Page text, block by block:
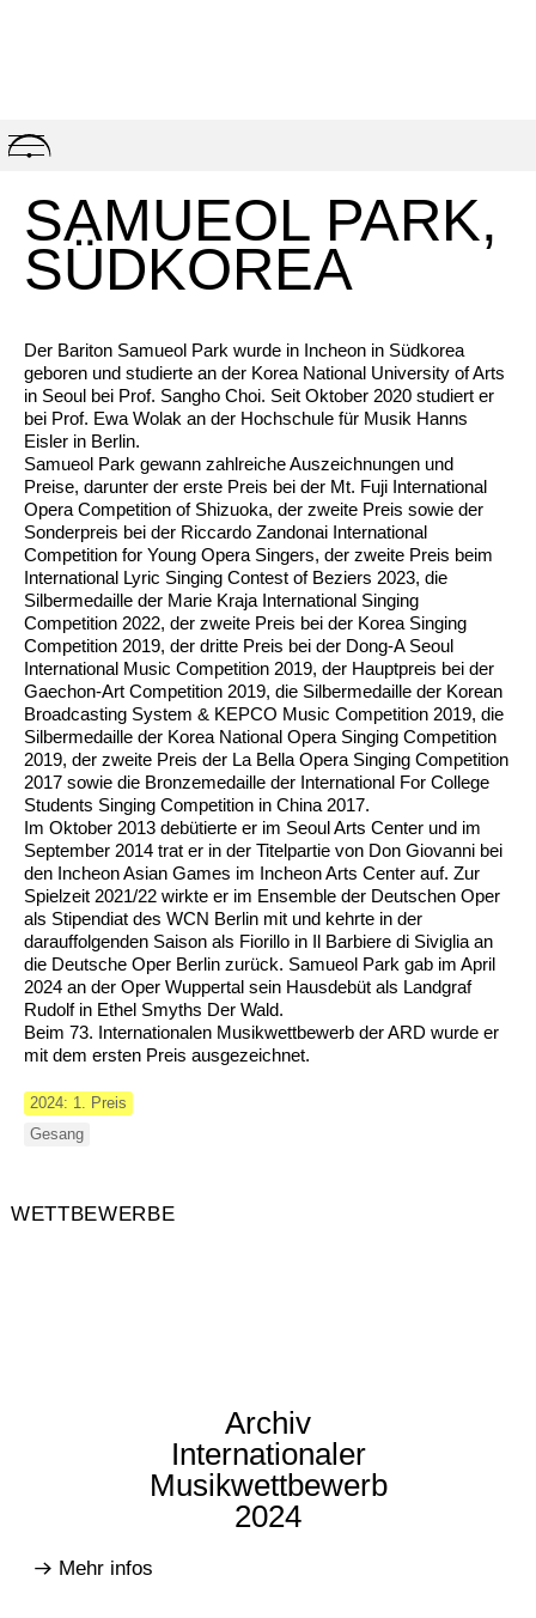
Skip
to
SAMUEOL PARK,
SÜDKOREA
Der Bariton Samueol Park wurde in Incheon in Südkorea
geboren und studierte an der Korea National University of Arts
in Seoul bei Prof. Sangho Choi. Seit Oktober 2020 studiert er
bei Prof. Ewa Wolak an der Hochschule für Musik Hanns
Eisler in Berlin.
Samueol Park gewann zahlreiche Auszeichnungen und
Preise, darunter der erste Preis bei der Mt. Fuji International
Opera Competition of Shizuoka, der zweite Preis sowie der
Sonderpreis bei der Riccardo Zandonai International
Competition for Young Opera Singers, der zweite Preis beim
International Lyric Singing Contest of Beziers 2023, die
Silbermedaille der Marie Kraja International Singing
Competition 2022, der zweite Preis bei der Korea Singing
Competition 2019, der dritte Preis bei der Dong-A Seoul
International Music Competition 2019, der Hauptpreis bei der
Gaechon-Art Competition 2019, die Silbermedaille der Korean
Broadcasting System & KEPCO Music Competition 2019, die
Silbermedaille der Korea National Opera Singing Competition
2019, der zweite Preis der La Bella Opera Singing Competition
2017 sowie die Bronzemedaille der International For College
Students Singing Competition in China 2017.
Im Oktober 2013 debütierte er im Seoul Arts Center und im
September 2014 trat er in der Titelpartie von Don Giovanni bei
den Incheon Asian Games im Incheon Arts Center auf. Zur
Spielzeit 2021/22 wirkte er im Ensemble der Deutschen Oper
als Stipendiat des WCN Berlin mit und kehrte in der
darauffolgenden Saison als Fiorillo in Il Barbiere di Siviglia an
die Deutsche Oper Berlin zurück. Samueol Park gab im April
2024 an der Oper Wuppertal sein Hausdebüt als Landgraf
Rudolf in Ethel Smyths Der Wald.
Beim 73. Internationalen Musikwettbewerb der ARD wurde er
mit dem ersten Preis ausgezeichnet.
2024: 1. Preis
Gesang
WETTBEWERBE
Archiv
Internationaler
Musikwettbewerb
2024
Mehr infos